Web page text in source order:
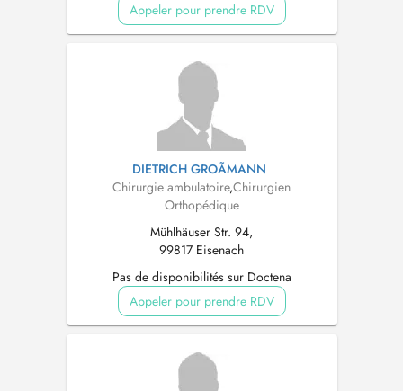
Appeler pour prendre RDV
DIETRICH GROÃMANN
Chirurgie ambulatoire,Chirurgien
Orthopédique
Mühlhäuser Str. 94,
99817 Eisenach
Pas de disponibilités sur Doctena
Appeler pour prendre RDV